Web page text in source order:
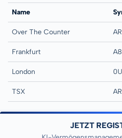
Name
Over The Counter
Frankfurt
London
TSX
JETZT